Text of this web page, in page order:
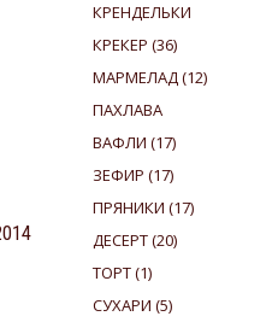
КРЕНДЕЛЬКИ
КРЕКЕР (36)
МАРМЕЛАД(12)
ПАХЛАВА
ВАФЛИ (17)
ЗЕФИР (17)
ПРЯНИКИ (17)
ДЕСЕРТ(20)
ТОРТ(1)
СУХАРИ (5)